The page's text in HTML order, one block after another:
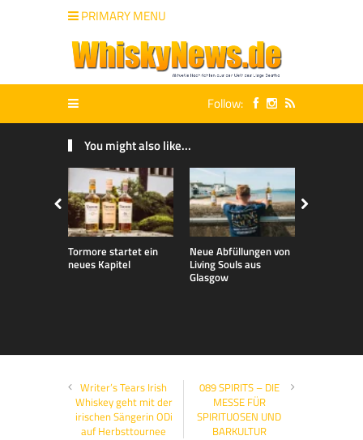
PRIMARY MENU
Follow:
You might also like...
Tormore startet ein
neues Kapitel
Neue Abfüllungen von
Living Souls aus
Glasgow
Writer’s Tears Irish
Whiskey geht mit der
irischen Sängerin ODi
auf Herbsttournee
089 SPIRITS – DIE
MESSE FÜR
SPIRITUOSEN UND
BARKULTUR